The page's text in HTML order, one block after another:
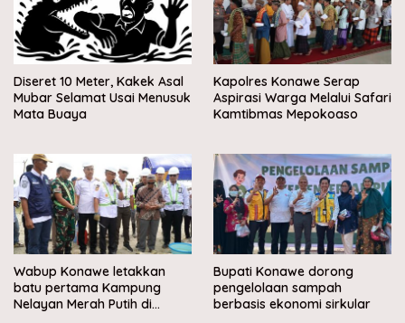
Diseret 10 Meter, Kakek Asal
Mubar Selamat Usai Menusuk
Mata Buaya
Kapolres Konawe Serap
Aspirasi Warga Melalui Safari
Kamtibmas Mepokoaso
Wabup Konawe letakkan
batu pertama Kampung
Nelayan Merah Putih di
Bupati Konawe dorong
pengelolaan sampah
berbasis ekonomi sirkular